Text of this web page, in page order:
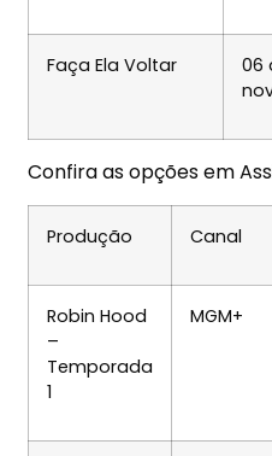
Faça Ela Voltar
06
Confira as opções em
Produção Canal
Robin Hood
–
Temporada
1
MGM+